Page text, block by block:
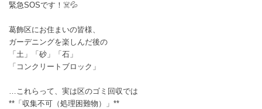
緊急SOSです！☠️💦
葛飾区にお住まいの皆様、
ガーデニングを楽しんだ後の
「土」「砂」「石」
「コンクリートブロック」
…これらって、実は区のゴミ回収では
**「収集不可（処理困難物）」**